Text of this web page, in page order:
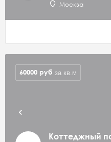
Москва
Коттеджный
60000 руб за кв.м